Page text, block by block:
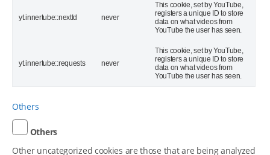
yt.innertube::nextId never
This cookie, set by YouTube,
registers a unique ID to store
data on what videos from
YouTube the user has seen.
yt.innertube::requests never
This cookie, set by YouTube,
registers a unique ID to store
data on what videos from
YouTube the user has seen.
Others
Others
Other uncategorized cookies are those that are being analyzed